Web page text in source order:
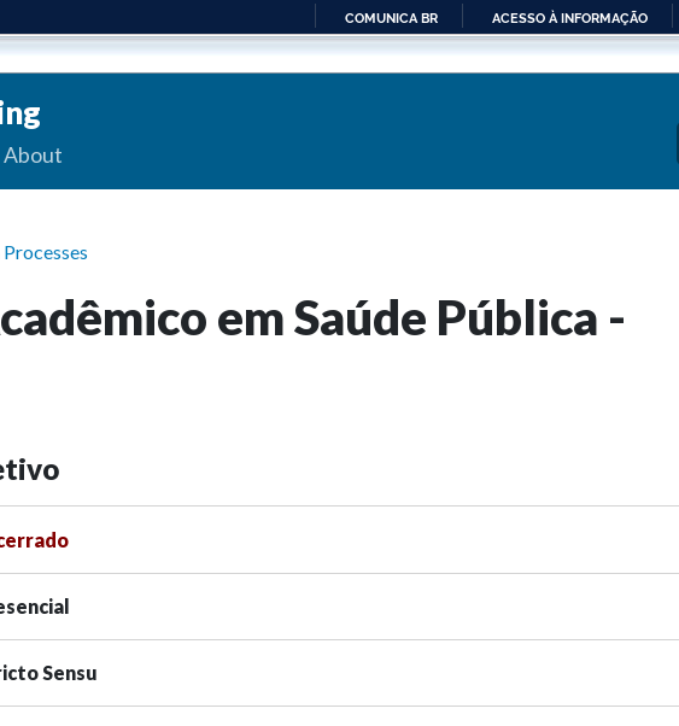
PARA
COMUNICA BR ACESSO À INFORMAÇÃO
About
em Saúde Pública -
Sensu